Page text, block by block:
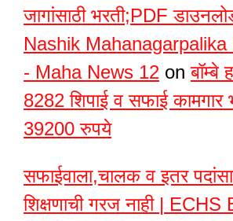
जागांसाठी भरती;PDF
Nashik
- Maha News 12 onबॉम्बे
8282 शिपाई व सफाई कामगार
39200 रुपये
सफाईवाला,चालक व इतर
शिक्षणाची गरज नाही |